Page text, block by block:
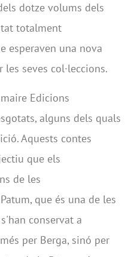
dotze volums dels
totalment
esperaven una nova
seves col·leccions.
Edicions
alguns dels quals
Aquests contes
que els
de les
que és una de les
conservat a
per Berga, sinó per